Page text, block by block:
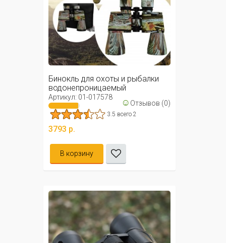
Бинокль для охоты и рыбалки
водонепроницаемый
30х50мм/ ...
Артикул: 01-017578 ☺ Отзывов (0)
3.5 всего 2
3793 р.
В корзину